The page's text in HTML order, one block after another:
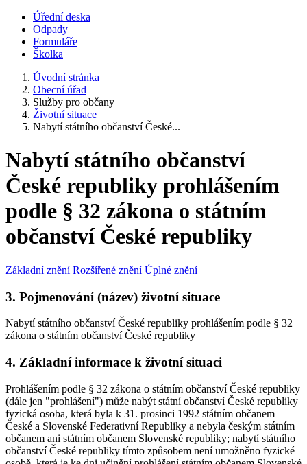
Úřední deska
Odpady
Formuláře
Školka
Úvodní stránka
Obecní úřad
Služby pro občany
Životní situace
Nabytí státního občanství České...
Nabytí státního občanství
České republiky prohlášením
podle § 32 zákona o státním
občanství České republiky
Základní znění Rozšířené znění Úplné znění
3. Pojmenování (název) životní situace
Nabytí státního občanství České republiky prohlášením podle § 32
zákona o státním občanství České republiky
4. Základní informace k životní situaci
Prohlášením podle § 32 zákona o státním občanství České republiky
(dále jen "prohlášení") může nabýt státní občanství České republiky
fyzická osoba, která byla k 31. prosinci 1992 státním občanem
České a Slovenské Federativní Republiky a nebyla českým státním
občanem ani státním občanem Slovenské republiky; nabytí státního
občanství České republiky tímto způsobem není umožněno fyzické